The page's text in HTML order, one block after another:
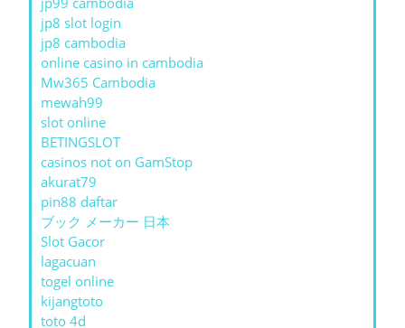
jp8 slot login
jp8 cambodia
online casino in cambodia
Mw365 Cambodia
mewah99
slot online
BETINGSLOT
casinos not on GamStop
akurat79
pin88 daftar
ブック メーカー 日本
Slot Gacor
lagacuan
togel online
kijangtoto
toto 4d